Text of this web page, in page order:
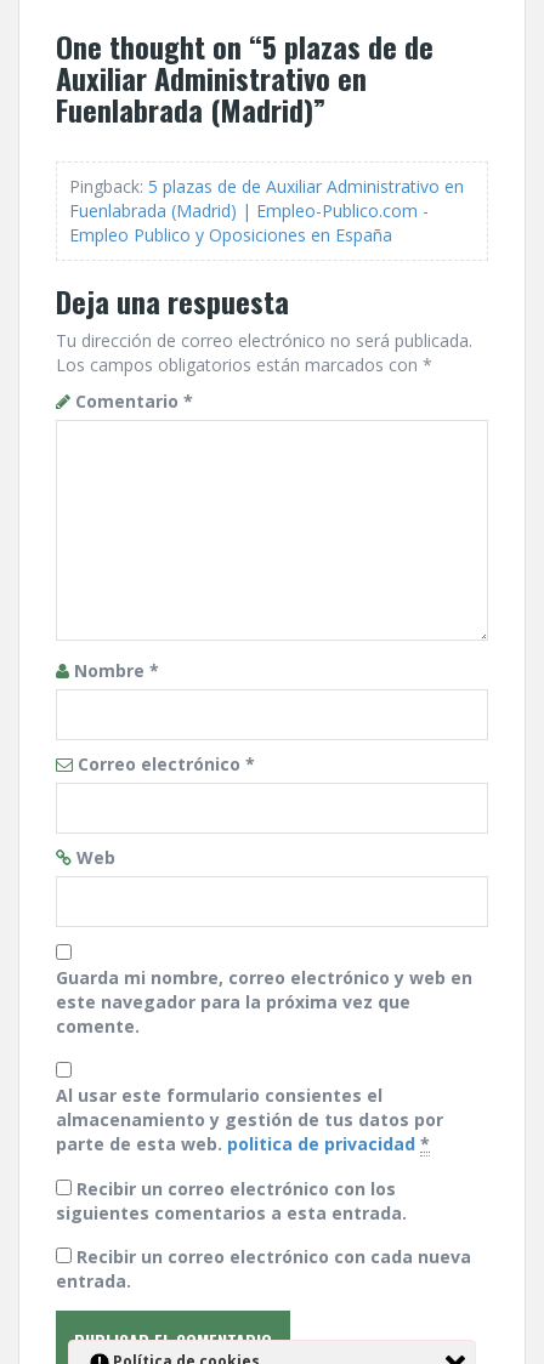
One thought on “5 plazas de de
Auxiliar Administrativo en
Fuenlabrada (Madrid)”
Pingback: 5 plazas de de Auxiliar Administrativo en
Fuenlabrada (Madrid) | Empleo-Publico.com -
Empleo Publico y Oposiciones en España
Deja una respuesta
Tu dirección de correo electrónico no será publicada.
Los campos obligatorios están marcados con *
Comentario *
Nombre *
Correo electrónico *
Web
Guarda mi nombre, correo electrónico y web en
este navegador para la próxima vez que
comente.
Al usar este formulario consientes el
almacenamiento y gestión de tus datos por
parte de esta web. politica de privacidad *
Recibir un correo electrónico con los
siguientes comentarios a esta entrada.
Recibir un correo electrónico con cada nueva
entrada.